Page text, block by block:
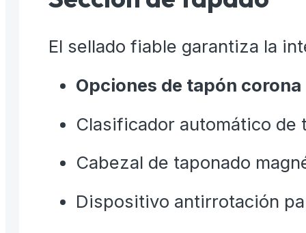
El sellado fiable garantiza la
Opciones de tapón
Clasificador automático de
Cabezal de taponado
Dispositivo antirrotación